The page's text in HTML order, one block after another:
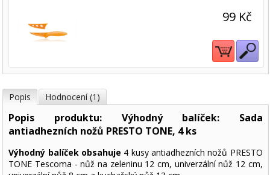
99 Kč
Popis Hodnocení (1)
Popis produktu: Výhodný balíček: Sada
antiadhezních nožů PRESTO TONE, 4 ks
Výhodný balíček obsahuje 4 kusy antiadhezních nožů PRESTO
TONE Tescoma - nůž na zeleninu 12 cm, univerzální nůž 12 cm,